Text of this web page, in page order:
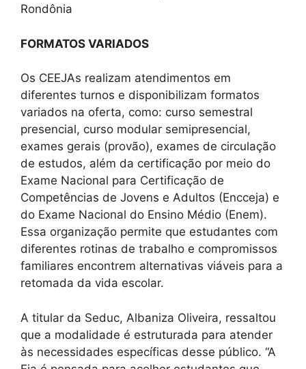
Rondônia
FORMATOS VARIADOS
Os CEEJAs realizam atendimentos em
diferentes turnos e disponibilizam formatos
variados na oferta, como: curso semestral
presencial, curso modular semipresencial,
exames gerais (provão), exames de circulação
de estudos, além da certificação por meio do
Exame Nacional para Certificação de
Competências de Jovens e Adultos (Encceja) e
do Exame Nacional do Ensino Médio (Enem).
Essa organização permite que estudantes com
diferentes rotinas de trabalho e compromissos
familiares encontrem alternativas viáveis para a
retomada da vida escolar.
A titular da Seduc, Albaniza Oliveira, ressaltou
que a modalidade é estruturada para atender
às necessidades específicas desse público. “A